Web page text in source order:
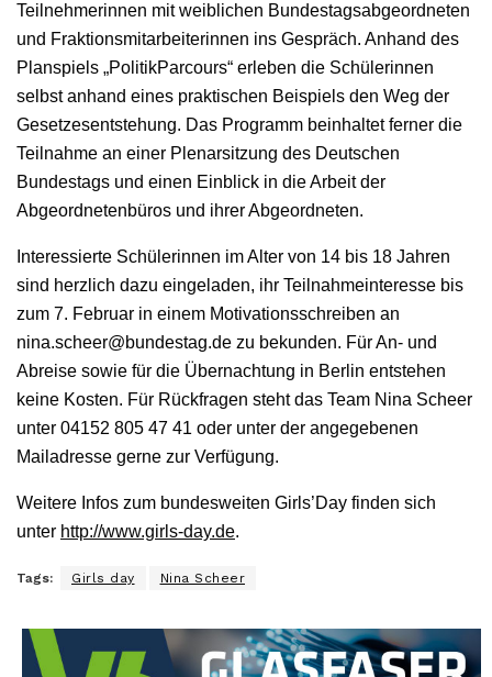
Teilnehmerinnen mit weiblichen Bundestagsabgeordneten
und Fraktionsmitarbeiterinnen ins Gespräch. Anhand des
Planspiels „PolitikParcours“ erleben die Schülerinnen
selbst anhand eines praktischen Beispiels den Weg der
Gesetzesentstehung. Das Programm beinhaltet ferner die
Teilnahme an einer Plenarsitzung des Deutschen
Bundestags und einen Einblick in die Arbeit der
Abgeordnetenbüros und ihrer Abgeordneten.
Interessierte Schülerinnen im Alter von 14 bis 18 Jahren
sind herzlich dazu eingeladen, ihr Teilnahmeinteresse bis
zum 7. Februar in einem Motivationsschreiben an
nina.scheer@bundestag.de zu bekunden. Für An- und
Abreise sowie für die Übernachtung in Berlin entstehen
keine Kosten. Für Rückfragen steht das Team Nina Scheer
unter 04152 805 47 41 oder unter der angegebenen
Mailadresse gerne zur Verfügung.
Weitere Infos zum bundesweiten Girls’Day finden sich
unter http://www.girls-day.de.
Tags: Girls day Nina Scheer